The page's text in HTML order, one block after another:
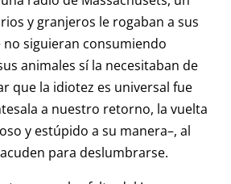
y granjeros le rogaban a sus
siguieran consumiendo
animales sí la necesitaban de
que la idiotez es universal fue
a nuestro retorno, la vuelta
y estúpido a su manera–, al
para deslumbrarse.